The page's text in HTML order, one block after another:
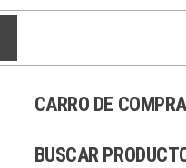
CARRO DE COMPRA
BUSCAR